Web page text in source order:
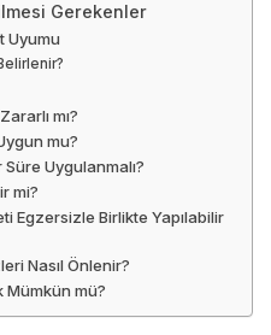
Gerekenler
Uyumu
mı?
mu?
Uygulanmalı?
mi?
Egzersizle Birlikte Yapılabilir
Nasıl Önlenir?
Mümkün mü?